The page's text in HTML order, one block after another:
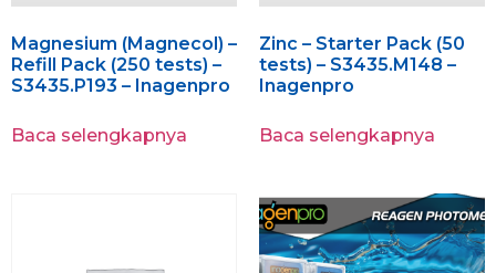
Magnesium (Magnecol) –
Refill Pack (250 tests) –
S3435.P193 – Inagenpro
Baca selengkapnya
Zinc – Starter Pack (50
tests) – S3435.M148 –
Inagenpro
Baca selengkapnya